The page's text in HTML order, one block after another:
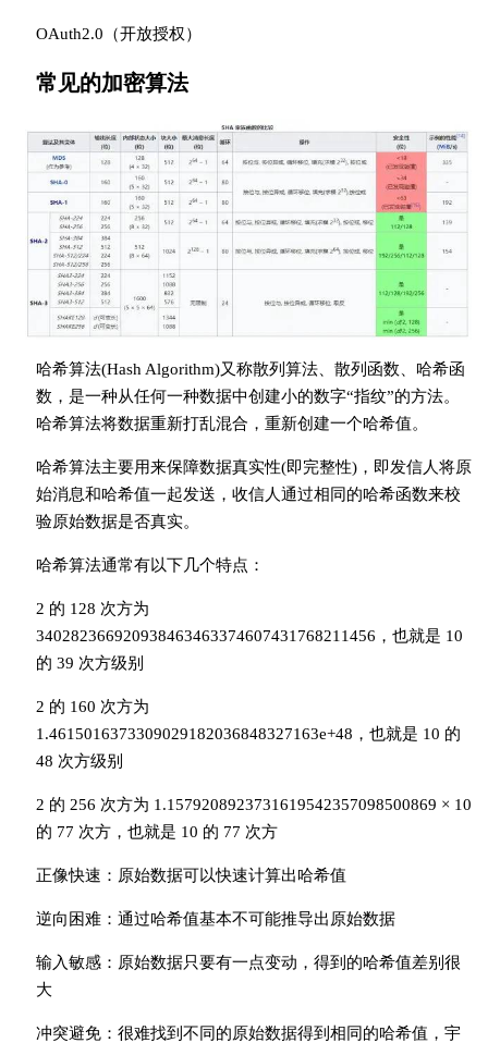
OAuth2.0（开放授权）
常见的加密算法
哈希算法(Hash Algorithm)又称散列算法、散列函数、哈希函
数，是一种从任何一种数据中创建小的数字“指纹”的方法。
哈希算法将数据重新打乱混合，重新创建一个哈希值。
哈希算法主要用来保障数据真实性(即完整性)，即发信人将原
始消息和哈希值一起发送，收信人通过相同的哈希函数来校
验原始数据是否真实。
哈希算法通常有以下几个特点：
2 的 128 次方为
340282366920938463463374607431768211456，也就是 10
的 39 次方级别
2 的 160 次方为
1.4615016373309029182036848327163e+48，也就是 10 的
48 次方级别
2 的 256 次方为 1.1579208923731619542357098500869 × 10
的 77 次方，也就是 10 的 77 次方
正像快速：原始数据可以快速计算出哈希值
逆向困难：通过哈希值基本不可能推导出原始数据
输入敏感：原始数据只要有一点变动，得到的哈希值差别很
大
冲突避免：很难找到不同的原始数据得到相同的哈希值，宇